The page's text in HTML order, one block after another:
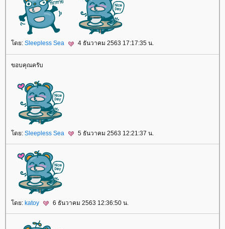
ดย: Sleepless Sea 4 ธันวาคม 2563 17:17:35 น.
ขอบคุณครับ
ดย: Sleepless Sea 5 ธันวาคม 2563 12:21:37 น.
ดย: katoy 6 ธันวาคม 2563 12:36:50 น.